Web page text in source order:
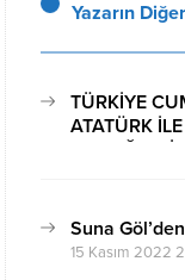
Yazarın
TÜRKİYE
ATATÜRK
Suna Göl’den
15 Kasım 2022